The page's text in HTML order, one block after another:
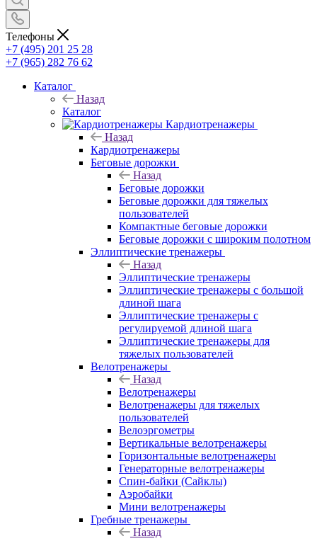
Телефоны
+7 (495) 201 25 28
+7 (965) 282 76 62
Каталог
Назад
Каталог
Кардиотренажеры
Назад
Кардиотренажеры
Беговые дорожки
Назад
Беговые дорожки
Беговые дорожки для тяжелых
пользователей
Компактные беговые дорожки
Беговые дорожки с широким полотном
Эллиптические тренажеры
Назад
Эллиптические тренажеры
Эллиптические тренажеры с большой
длиной шага
Эллиптические тренажеры с
регулируемой длиной шага
Эллиптические тренажеры для
тяжелых пользователей
Велотренажеры
Назад
Велотренажеры
Велотренажеры для тяжелых
пользователей
Велоэргометры
Вертикальные велотренажеры
Горизонтальные велотренажеры
Генераторные велотренажеры
Спин-байки (Сайклы)
Аэробайки
Мини велотренажеры
Гребные тренажеры
Назад